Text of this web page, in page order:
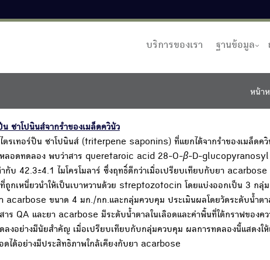
บริการของเรา ฐานข้อมูล
หน้า
ซาโปนินส์จากรำของเมล็ดควินัว
รเทอร์ปีน ซาโปนินส์ (triterpene saponins) ที่แยกได้จากรำของเมล็ดควิ
ลอดทดลอง พบว่าสาร queretaroic acid 28-O-β-D-
ากับ 42.3±4.1 ไมโครโมลาร์ ซึ่งฤทธิ์ดีกว่าเมื่อเปรียบเทียบกับยา acarbose
ที่ถูกเหนี่ยวนำให้เป็นเบาหวานด้วย streptozotocin โดยแบ่งออกเป็น 3 กลุ่ม
ขนาด 4 มก./กก.และกลุ่มควบคุม ประเมินผลโดยวัดระดับน้ำตา
QA และยา acarbose มีระดับน้ำตาลในเลือดและค่าพื้นที่ใต้กราฟของคว
อย่างมีนัยสำคัญ เมื่อเปรียบเทียบกับกลุ่มควบคุม ผลการทดลองนี้แสดงให้
ดได้อย่างมีประสิทธิภาพใกล้เคียงกับยา acarbose